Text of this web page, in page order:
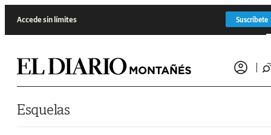
Accede sin límites Suscríbete
Esquelas